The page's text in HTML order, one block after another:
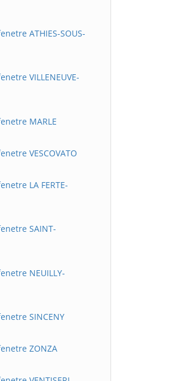
ATHIES-SOUS-
VILLENEUVE-
MARLE
VESCOVATO
LA FERTE-
SAINT-
NEUILLY-
SINCENY
ZONZA